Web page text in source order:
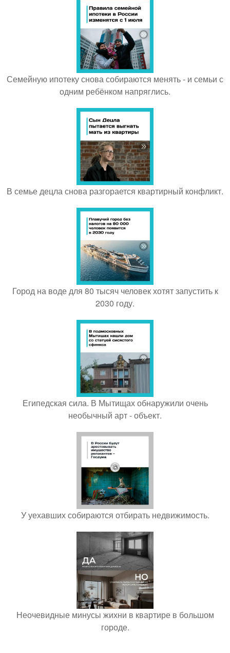
Семейную ипотеку снова собираются менять - и семьи с
одним ребёнком напряглись.
В семье децла снова разгорается квартирный конфликт.
Город на воде для 80 тысяч человек хотят запустить к
2030 году.
Египедская сила. В Мытищах обнаружили очень
необычный арт - объект.
У уехавших собираются отбирать недвижимость.
Неочевидные минусы жихни в квартире в большом
городе.